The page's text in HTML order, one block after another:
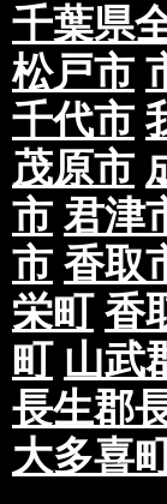
千葉県
松戸市
千代市
茂原市
市 君津
市 香取
栄町 香
町 山武
長生郡
大多喜